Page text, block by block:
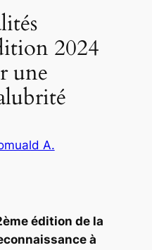
2024
une
A.
édition de la
à